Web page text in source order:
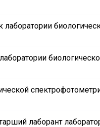
лаборант